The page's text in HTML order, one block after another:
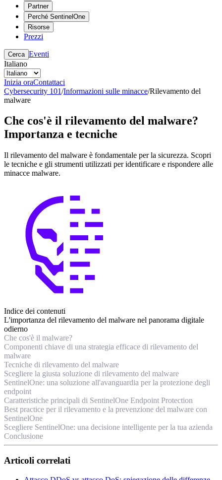
Partner
Perché SentinelOne
Risorse
Prezzi
Cerca Eventi
Italiano
Inizia oraContattaci
Cybersecurity 101/Informazioni sulle minacce/Rilevamento del
malware
Che cos'è il rilevamento del malware?
Importanza e tecniche
Il rilevamento del malware è fondamentale per la sicurezza. Scopri
le tecniche e gli strumenti utilizzati per identificare e rispondere alle
minacce malware.
Indice dei contenuti
L'importanza del rilevamento del malware nel panorama digitale
odierno
Che cos'è il malware?
Componenti chiave di una strategia efficace di rilevamento del
malware
Tecniche di rilevamento del malware
Scegliere la giusta soluzione di rilevamento del malware
SentinelOne: una soluzione all'avanguardia per la protezione degli
endpoint
Caratteristiche principali di SentinelOne Endpoint Protection
Best practice per il rilevamento e la prevenzione del malware con
SentinelOne
Scegliere SentinelOne: una decisione intelligente per la tua azienda
Conclusione
Articoli correlati